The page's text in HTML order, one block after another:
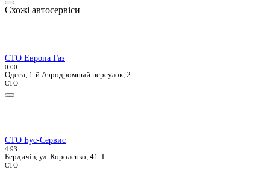
Схожі автосервіси
СТО Европа Газ
0.00
Одеса, 1-й Аэродромный переулок, 2
СТО
СТО Бус-Сервис
4.93
Бердичів, ул. Короленко, 41-Т
СТО